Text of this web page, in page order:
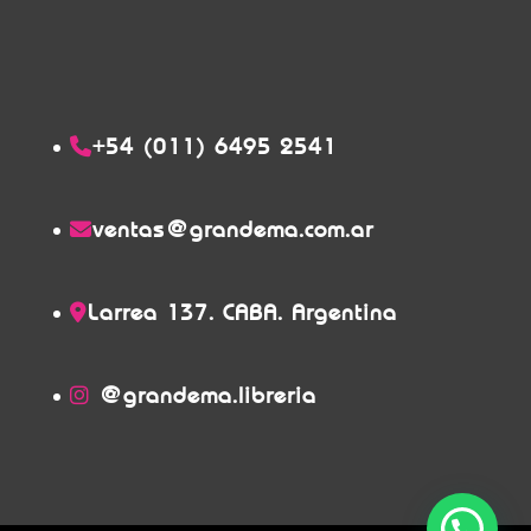
+54 (011) 6495 2541
ventas@grandema.com.ar
Larrea 137. CABA. Argentina
@grandema.libreria